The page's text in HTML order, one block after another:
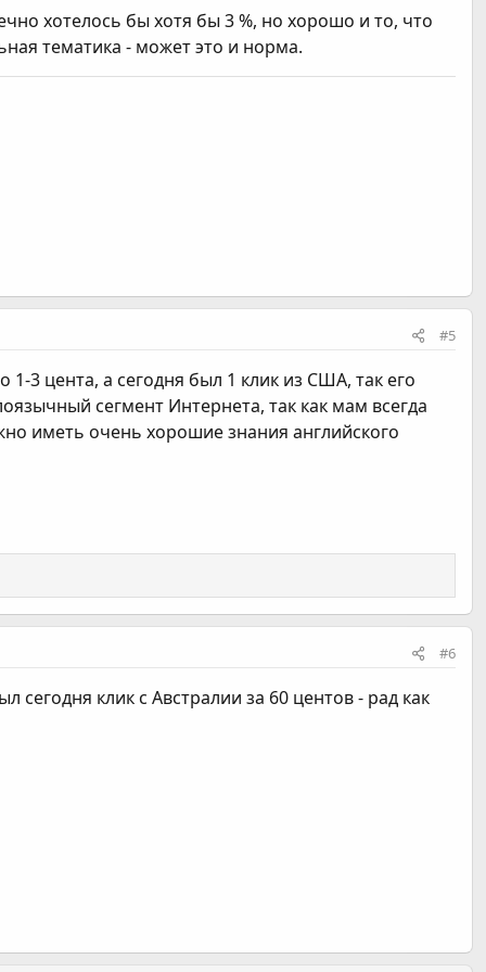
хотелось бы хотя бы 3 %, но хорошо и то, что
тематика - может это и норма.
#5
3 цента, а сегодня был 1 клик из США, так его
сегмент Интернета, так как мам всегда
иметь очень хорошие знания английского
#6
сегодня клик с Австралии за 60 центов - рад как